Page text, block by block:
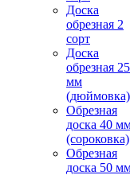
Доска
обрезная 2
сорт
Доска
обрезная 25
мм
(дюймовка)
Обрезная
доска 40
(сороковка)
Обрезная
доска 50